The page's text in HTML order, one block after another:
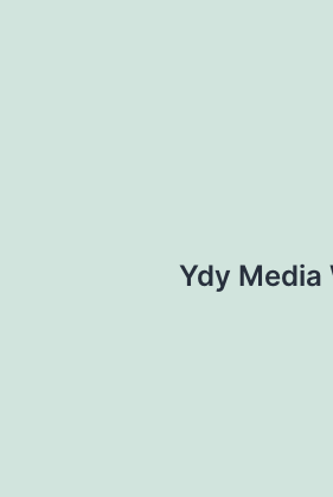
Ydy Media